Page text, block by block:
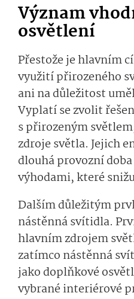
Význam
osvětlení
Přestože je hlavním
využití přirozeného
ani na důležitost
Vyplatí se zvolit
s přirozeným
zdroje světla. Jejich
dlouhá provozní
výhodami, které
Dalším důležitým
nástěnná svítidla.
hlavním zdrojem
zatímco nástěnná
jako doplňkové
vybrané interiérové